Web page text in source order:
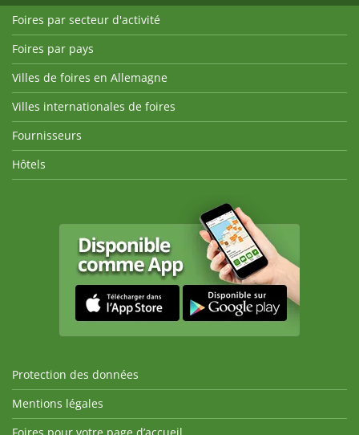
Foires par secteur d'activité
Foires par pays
Villes de foires en Allemagne
Villes internationales de foires
Fournisseurs
Hôtels
Protection des données
Mentions légales